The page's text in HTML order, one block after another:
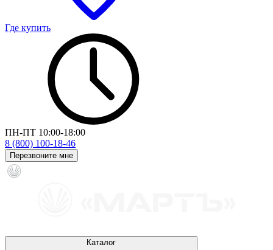
Где купить
ПН-ПТ 10:00-18:00
8 (800) 100-18-46
Перезвоните мне
Каталог